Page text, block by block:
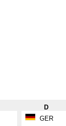
D
GER